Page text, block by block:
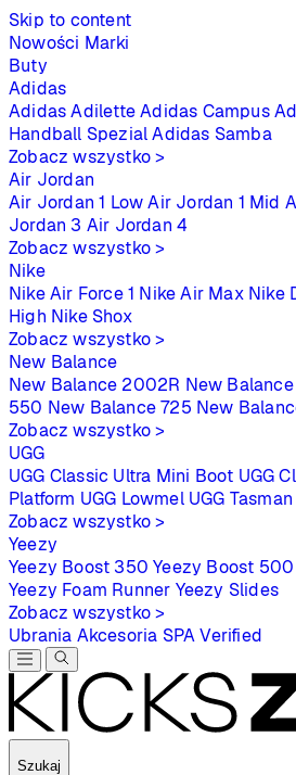
Skip to content
Nowości Marki
Buty
Adidas
Adidas Adilette Adidas Campus
Handball Spezial Adidas Samba
Zobacz wszystko >
Air Jordan
Air Jordan 1 Low Air Jordan 1 Mid
Jordan 3 Air Jordan 4
Zobacz wszystko >
Nike
Nike Air Force 1 Nike Air Max Nike
High Nike Shox
Zobacz wszystko >
New Balance
New Balance 2002R New
550 New Balance 725 New
Zobacz wszystko >
UGG
UGG Classic Ultra Mini Boot UGG
Platform UGG Lowmel UGG Tasman
Zobacz wszystko >
Yeezy
Yeezy Boost 350 Yeezy Boost 500
Yeezy Foam Runner Yeezy Slides
Zobacz wszystko >
Ubrania Akcesoria SPAVerified
Szukaj